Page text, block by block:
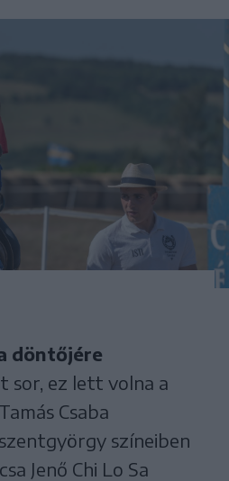
döntőjére
sor, ez lett volna a
Csaba
színeiben
Jenő Chi Lo Sa